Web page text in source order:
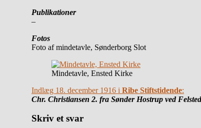
Publikationer
–
Fotos
Foto af mindetavle, Sønderborg Slot
Mindetavle, Ensted Kirke
Indlæg 18. december 1916 i Ribe Stiftstidende:
Chr. Christiansen 2. fra Sønder Hostrup ved Felsted
Skriv et svar